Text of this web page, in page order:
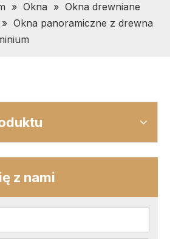
» Okna » Okna drewniane
» Okna panoramiczne z drewna
z nami